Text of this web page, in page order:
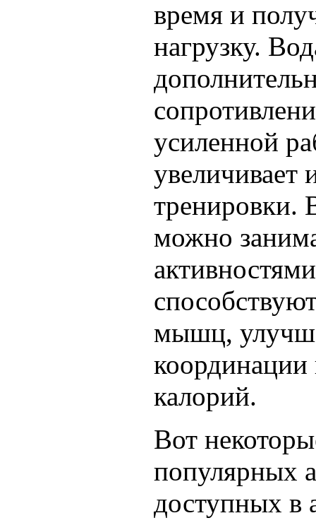
время и
нагрузку.
усиленной
увеличивает
тренировки.
можно
мышц,
калорий.
Вот
популярных
доступных в